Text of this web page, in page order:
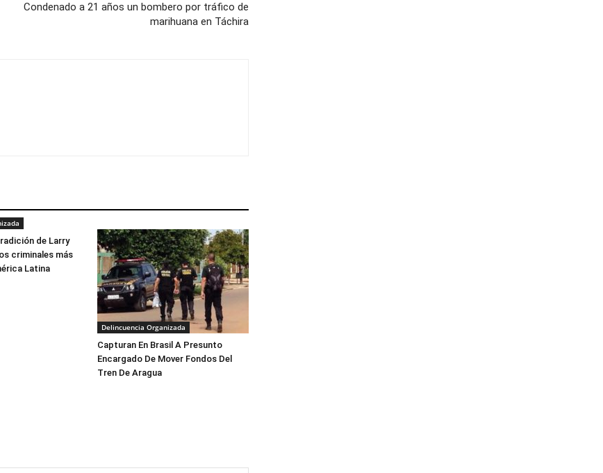
Condenado a 21 años un bombero por tráfico de
marihuana en Táchira
de Larry
criminales más
Latina
Delincuencia Organizada
Capturan En Brasil A Presunto
Encargado De Mover Fondos Del
Tren De Aragua